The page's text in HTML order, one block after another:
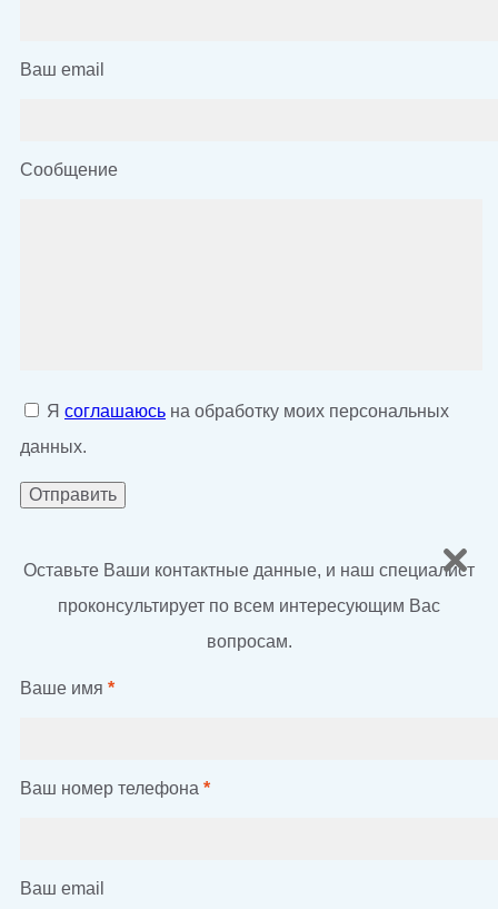
Ваш email
Сообщение
Я соглашаюсь на обработку моих персональных
данных.
Оставьте Ваши контактные данные, и наш специалист
проконсультирует по всем интересующим Вас
вопросам.
Ваше имя *
Ваш номер телефона *
Ваш email